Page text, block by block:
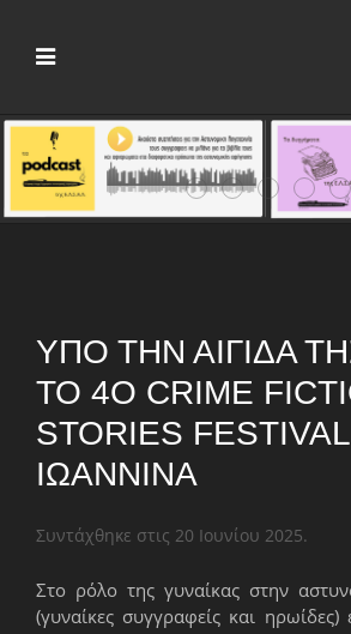
Νέος πρόεδρος
CrimeΑρχίζει
ΥΠΌ ΤΗΝ ΑΙΓΊΔΑ
ΤΟ 4Ο CRIME
STORIES
ΙΩΆΝΝΙΝΑ
Συντάχθηκε στις 20 Ιουνίου 2025.
Στο ρόλο της γυναίκας στην
(γυναίκες συγγραφείς και ηρωίδες)